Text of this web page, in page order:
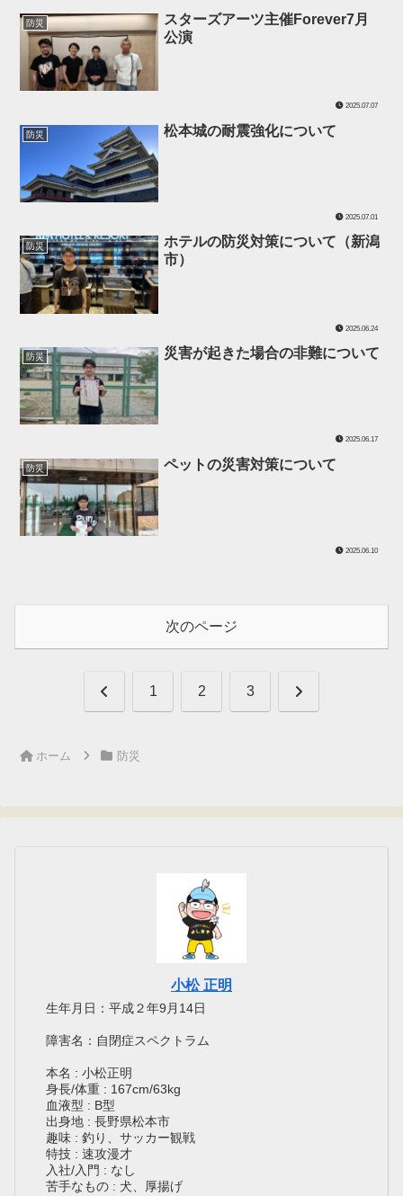
防災
スターズアーツ主催Forever7月
公演
2025.07.07
防災 松本城の耐震強化について
2025.07.01
防災
ホテルの防災対策について（新潟
市）
2025.06.24
防災 災害が起きた場合の非難について
2025.06.17
防災 ペットの災害対策について
2025.06.10
次のページ
前 1 2 3 次
ホーム 防災
小松 正明
生年月日：平成２年9月14日
障害名：自閉症スペクトラム
本名 : 小松正明
身長/体重 : 167cm/63kg
血液型 : B型
出身地 : 長野県松本市
趣味 : 釣り、サッカー観戦
特技 : 速攻漫才
入社/入門 : なし
苦手なもの : 犬、厚揚げ